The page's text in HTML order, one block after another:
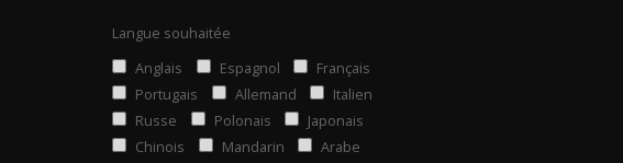
Langue souhaitée
Anglais
Espagnol
Français
Portugais
Allemand
Italien
Russe
Polonais
Japonais
Chinois
Mandarin
Arabe